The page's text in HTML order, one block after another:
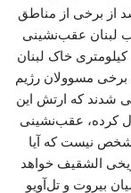
از برخی از مناطق
لبنان عقب‌نشینی
کند. خط زرد در واقع یک خط فرضی در عمق ۸ کیلومتری خاک لبنان
مسوولان رژیم
شدند که ارتش این
کرده، عقب‌نشینی
نیست که آیا
الشقیف خواهد
بیروت و تل‌آویو